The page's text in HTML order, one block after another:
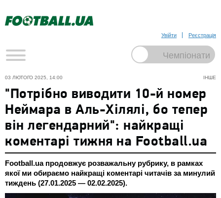
Увійти Реєстрація
ІНШЕ
03 ЛЮТОГО 2025, 14:00
"Потрібно виводити 10-й номер
Неймара в Аль-Хілялі, бо тепер
він легендарний": найкращі
коментарі тижня на Football.ua
Football.ua продовжує розважальну рубрику, в рамках
якої ми обираємо найкращі коментарі читачів за минулий
тиждень (27.01.2025 — 02.02.2025).